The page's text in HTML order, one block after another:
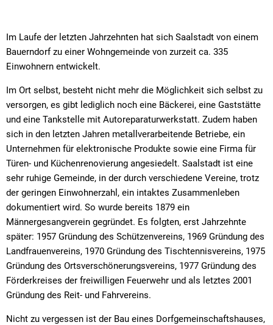
Im Laufe der letzten Jahrzehnten hat sich Saalstadt von einem
Bauerndorf zu einer Wohngemeinde von zurzeit ca. 335
Einwohnern entwickelt.
Im Ort selbst, besteht nicht mehr die Möglichkeit sich selbst zu
versorgen, es gibt lediglich noch eine Bäckerei, eine Gaststätte
und eine Tankstelle mit Autoreparaturwerkstatt. Zudem haben
sich in den letzten Jahren metallverarbeitende Betriebe, ein
Unternehmen für elektronische Produkte sowie eine Firma für
Türen- und Küchenrenovierung angesiedelt. Saalstadt ist eine
sehr ruhige Gemeinde, in der durch verschiedene Vereine, trotz
der geringen Einwohnerzahl, ein intaktes Zusammenleben
dokumentiert wird. So wurde bereits 1879 ein
Männergesangverein gegründet. Es folgten, erst Jahrzehnte
später: 1957 Gründung des Schützenvereins, 1969 Gründung des
Landfrauenvereins, 1970 Gründung des Tischtennisvereins, 1975
Gründung des Ortsverschönerungsvereins, 1977 Gründung des
Förderkreises der freiwilligen Feuerwehr und als letztes 2001
Gründung des Reit- und Fahrvereins.
Nicht zu vergessen ist der Bau eines Dorfgemeinschaftshauses,